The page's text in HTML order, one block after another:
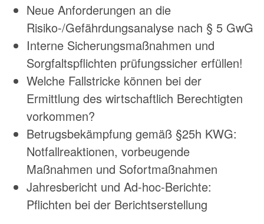
Neue Anforderungen an die
Risiko-/Gefährdungsanalyse nach § 5 GwG
Interne Sicherungsmaßnahmen und
Sorgfaltspflichten prüfungssicher erfüllen!
Welche Fallstricke können bei der
Ermittlung des wirtschaftlich Berechtigten
vorkommen?
Betrugsbekämpfung gemäß §25h KWG:
Notfallreaktionen, vorbeugende
Maßnahmen und Sofortmaßnahmen
Jahresbericht und Ad-hoc-Berichte:
Pflichten bei der Berichtserstellung